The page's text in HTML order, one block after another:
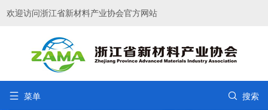
欢迎访问浙江省新材料产业协会官方网站
 菜单  搜索